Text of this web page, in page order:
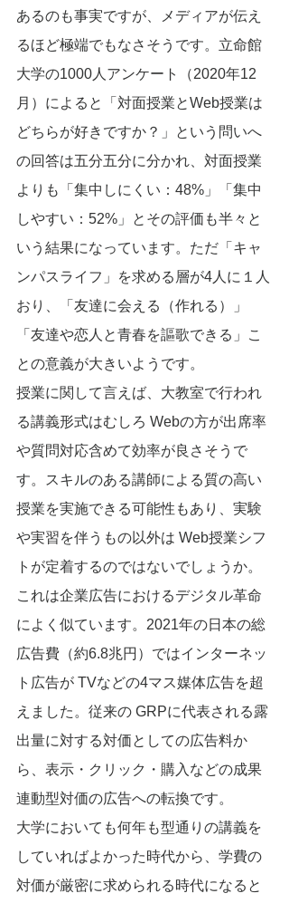
あるのも事実ですが、メディアが伝え
るほど極端でもなさそうです。立命館
大学の1000人アンケート（2020年12
月）によると「対面授業とWeb授業は
どちらが好きですか？」という問いへ
の回答は五分五分に分かれ、対面授業
よりも「集中しにくい：48%」「集中
しやすい：52%」とその評価も半々と
いう結果になっています。ただ「キャ
ンパスライフ」を求める層が4人に１人
おり、「友達に会える（作れる）」
「友達や恋人と青春を謳歌できる」こ
との意義が大きいようです。
授業に関して言えば、大教室で行われ
る講義形式はむしろ Webの方が出席率
や質問対応含めて効率が良さそうで
す。スキルのある講師による質の高い
授業を実施できる可能性もあり、実験
や実習を伴うもの以外は Web授業シフ
トが定着するのではないでしょうか。
これは企業広告におけるデジタル革命
によく似ています。2021年の日本の総
広告費（約6.8兆円）ではインターネッ
ト広告が TVなどの4マス媒体広告を超
えました。従来の GRPに代表される露
出量に対する対価としての広告料か
ら、表示・クリック・購入などの成果
連動型対価の広告への転換です。
大学においても何年も型通りの講義を
していればよかった時代から、学費の
対価が厳密に求められる時代になると